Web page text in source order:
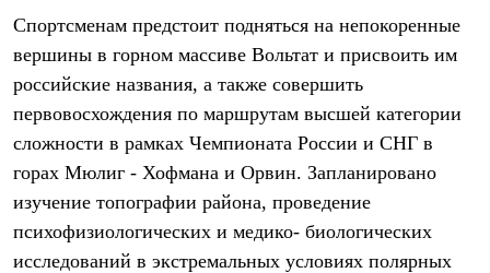
Штормовая одежда
Куртки
Софтшелл одежда
Куртки
Брюки
Флисовая одежда
Куртки
Брюки
Термобелье
Теплое термобелье
Спортсменам предстоит подняться на непокоренные
вершины в горном массиве Вольтат и присвоить им
российские названия, а также совершить
первовосхождения по маршрутам высшей категории
сложности в рамках Чемпионата России и СНГ в
горах Мюлиг - Хофмана и Орвин. Запланировано
изучение топографии района, проведение
психофизиологических и медико- биологических
исследований в экстремальных условиях полярных